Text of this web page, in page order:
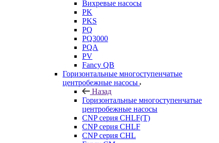
Вихревые насосы
PK
PKS
PQ
PQ3000
PQA
PV
Fancy QB
Горизонтальные многоступенчатые
центробежные насосы
Назад
Горизонтальные многоступенчатые
центробежные насосы
CNP серия CHLF(T)
CNP серия CHLF
CNP серия CHL